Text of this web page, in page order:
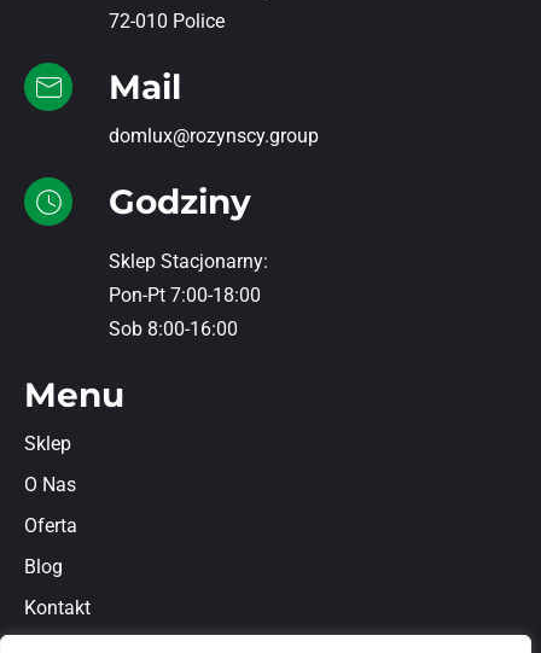
72-010 Police
Mail
domlux@rozynscy.group
Godziny
Sklep Stacjonarny:
Pon-Pt 7:00-18:00
Sob 8:00-16:00
Menu
Sklep
O Nas
Oferta
Blog
Kontakt